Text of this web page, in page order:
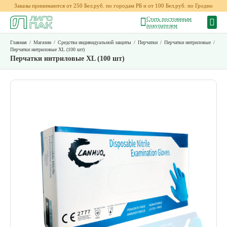
Заказы принимаются от 250 Бел.руб. по городам РБ и от 100 Бел.руб. по Гродно
Стать постоянным
покупателем
Главная / Магазин / Средства индивидуальной защиты / Перчатки / Перчатки нитриловые /
Перчатки нитриловые XL (100 шт)
Перчатки нитриловые XL (100 шт)